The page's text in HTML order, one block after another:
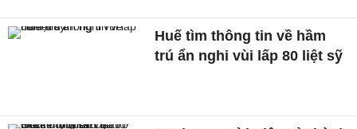
Huế tìm thông tin về hầm
trú ẩn nghi vùi lấp 80 liệt sỹ